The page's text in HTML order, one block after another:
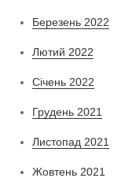
Березень 2022
Лютий 2022
Січень 2022
Грудень 2021
Листопад 2021
Жовтень 2021